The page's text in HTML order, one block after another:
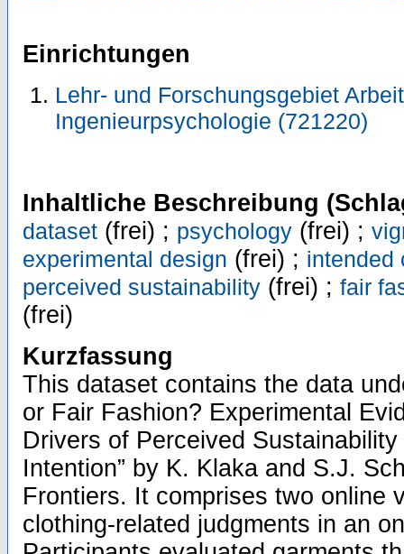
Einrichtungen
Lehr- und Forschungsgebiet
Ingenieurpsychologie (721220)
Inhaltliche Beschreibung
dataset (frei) ; psychology (frei) ;
experimental design (frei) ; intended
perceived sustainability (frei) ; fair
(frei)
Kurzfassung
This dataset contains the data
or Fair Fashion? Experimental
Drivers of Perceived
Intention” by K. Klaka and S.J.
Frontiers. It comprises two online
clothing-related judgments in an